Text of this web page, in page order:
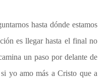
hasta dónde estamos
es llegar hasta el final no
un paso por delante de
yo amo más a Cristo que a